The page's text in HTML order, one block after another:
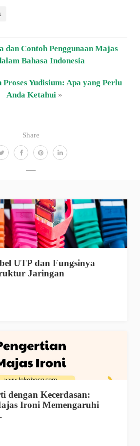
Share
dan Contoh Penggunaan Majas
Bahasa Indonesia
Proses Yudisium: Apa yang Perlu
Anda Ketahui »
UTP dan Fungsinya
Jaringan
dengan Kecerdasan:
Ironi Memengaruhi